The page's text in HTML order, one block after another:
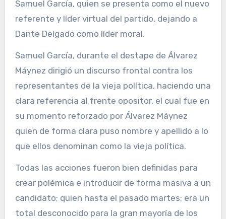
Samuel García, quien se presenta como el nuevo
referente y líder virtual del partido, dejando a
Dante Delgado como líder moral.
Samuel García, durante el destape de Álvarez
Máynez dirigió un discurso frontal contra los
representantes de la vieja política, haciendo una
clara referencia al frente opositor, el cual fue en
su momento reforzado por Álvarez Máynez
quien de forma clara puso nombre y apellido a lo
que ellos denominan como la vieja política.
Todas las acciones fueron bien definidas para
crear polémica e introducir de forma masiva a un
candidato; quien hasta el pasado martes; era un
total desconocido para la gran mayoría de los